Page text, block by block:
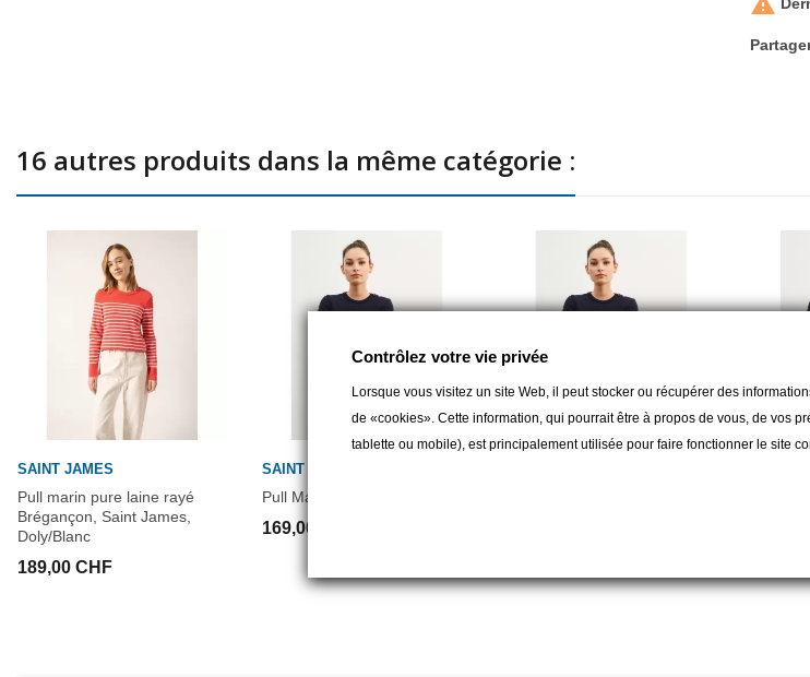
16 autres produits dans la même catégorie :
SAINT JAMES
Pull marin pure laine rayé
Brégançon, Saint James,
Doly/Blanc
189,00 CHF
SAINT JAMES
Pull Marin Uni Marée U navy
169,00 CHF
Contrôlez votre vie privée
Lorsque vous visitez un site Web, il peut stocker ou récupérer des
de «cookies». Cette information, qui pourrait être à propos de vous, de vos
tablette ou mobile), est principalement utilisée pour faire fonctionner le site